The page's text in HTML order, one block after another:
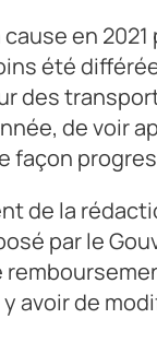
en
été
des
de voir
façon
de la
par le
avoir de